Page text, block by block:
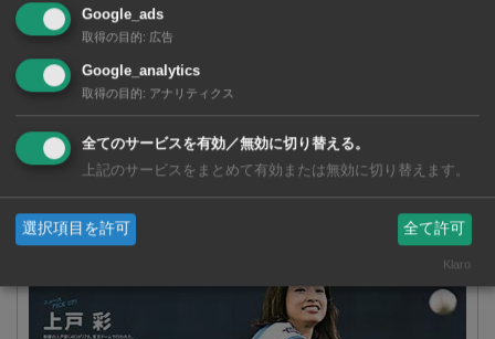
サイト内全体を検索
週刊ワイズ 最新号 - No.1037 - 2026年8月5日号
Google_ads
取得の目的: 広告
Google_analytics
取得の目的: アナリティクス
全てのサービスを有効／無効に切り替える。
上記のサービスをまとめて有効または無効に切り替えます。
選択項目を許可 全て許可
Klaro